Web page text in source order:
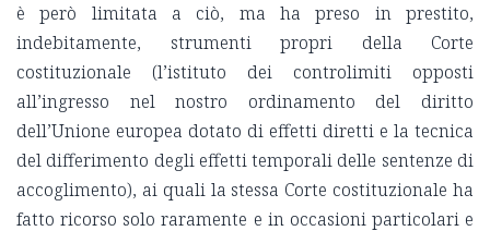
è però limitata a ciò, ma ha preso in prestito,
indebitamente, strumenti propri della Corte
costituzionale (l’istituto dei controlimiti opposti
all’ingresso nel nostro ordinamento del diritto
dell’Unione europea dotato di effetti diretti e la tecnica
del differimento degli effetti temporali delle sentenze di
accoglimento), ai quali la stessa Corte costituzionale ha
fatto ricorso solo raramente e in occasioni particolari e